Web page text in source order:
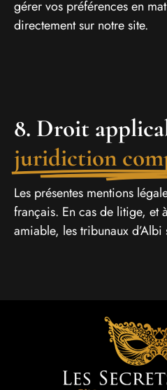
gérer vos préférences en
directement sur notre site.
8. Droit
juridiction
Les présentes mentions
français. En cas de litige, et
amiable, les tribunaux d’Albi